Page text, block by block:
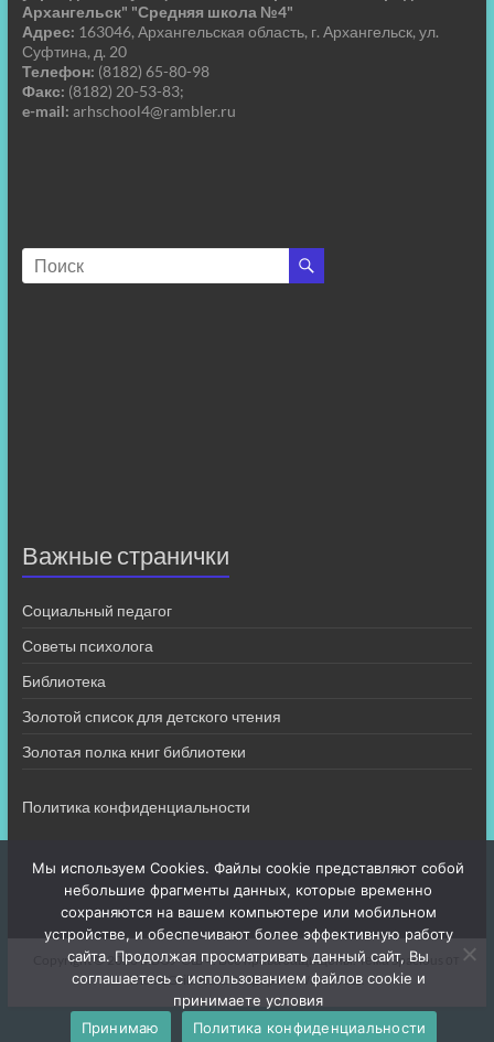
Архангельск" "Средняя школа №4"
Адрес: 163046, Архангельская область, г. Архангельск, ул.
Суфтина, д. 20
Телефон: (8182) 65-80-98
Факс: (8182) 20-53-83;
e-mail: arhschool4@rambler.ru
Важные странички
Социальный педагог
Советы психолога
Библиотека
Золотой список для детского чтения
Золотая полка книг библиотеки
Политика конфиденциальности
Copyright © 2026МБОУ СШ 4. Все права защищены. ТемаSpacious
ThemeGrill. На платформе:WordPress.
Мы используем Cookies. Файлы cookie представляют собой
небольшие фрагменты данных, которые временно
сохраняются на вашем компьютере или мобильном
устройстве, и обеспечивают более эффективную работу
сайта. Продолжая просматривать данный сайт, Вы
соглашаетесь с использованием файлов cookie и
принимаете условия
Принимаю
Политика конфиденциальности